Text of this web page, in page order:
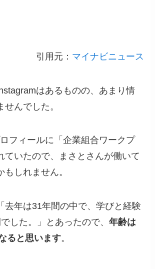
引用元： マイナビニュース
はあるものの、あまり情
んでした。
フィールに「企業組合ワークプ
ていたので、まさとさんが働いて
しれません。
去年は31年間の中で、学びと経験
した。」とあったので、年齢は
ると思います。